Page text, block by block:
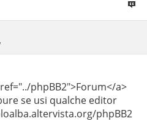
phpBB2">Forum</a>
se usi qualche editor
phpBB2